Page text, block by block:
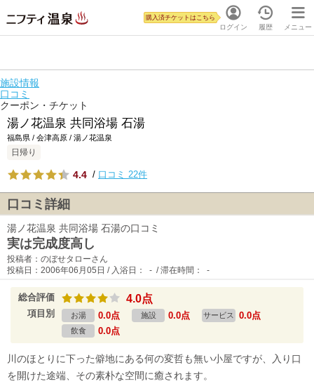
ログイン
購入済チケットはこちら
履歴 メニュー
施設情報
口コミ
クーポン・チケット
湯ノ花温泉 共同浴場 石湯
福島県 / 会津高原 / 湯ノ花温泉
日帰り
4.4 / 口コミ 22件
口コミ詳細
湯ノ花温泉 共同浴場 石湯の口コミ
実は完成度高し
投稿者：のぼせタローさん
投稿日：2006年06月05日 / 入浴日： - / 滞在時間： -
総合評価 4.0点
項目別 お湯 0.0点 施設 0.0点 サービス 0.0点
飲食 0.0点
川のほとりに下った僻地にある何の変哲も無い小屋ですが、入り口
を開けた途端、その素朴な空間に癒されます。